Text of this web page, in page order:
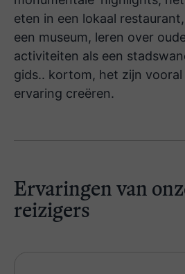
eten in een lokaal
een museum, leren over
activiteiten als een
gids.. kortom, het zijn vooral
ervaring creëren.
Ervaringen van
reizigers